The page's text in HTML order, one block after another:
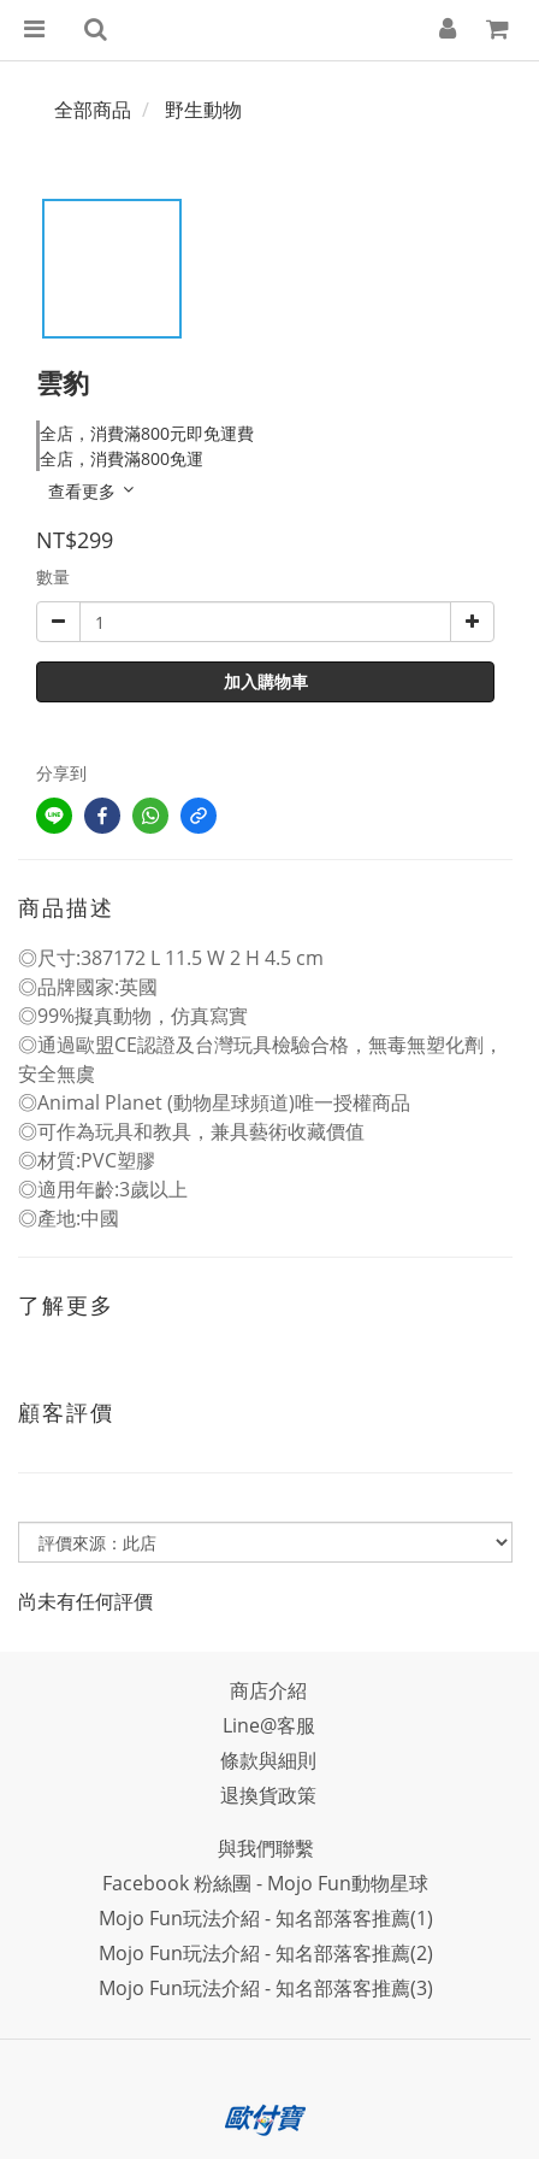
全部商品 野生動物
雲豹
全店，消費滿800元即免運費
全店，消費滿800免運
查看更多
NT$299
數量
加入購物車
分享到
商品描述
◎尺寸:387172 L 11.5 W 2 H 4.5 cm
◎品牌國家:英國
◎99%擬真動物，仿真寫實
◎通過歐盟CE認證及台灣玩具檢驗合格，無毒無塑化劑，
安全無虞
◎Animal Planet (動物星球頻道)唯一授權商品
◎可作為玩具和教具，兼具藝術收藏價值
◎材質:PVC塑膠
◎適用年齡:3歲以上
◎產地:中國
了解更多
顧客評價
尚未有任何評價
商店介紹
Line@客服
條款與細則
退換貨政策
與我們聯繫
Facebook 粉絲團 - Mojo Fun動物星球
Mojo Fun玩法介紹 - 知名部落客推薦(1)
Mojo Fun玩法介紹 - 知名部落客推薦(2)
Mojo Fun玩法介紹 - 知名部落客推薦(3)